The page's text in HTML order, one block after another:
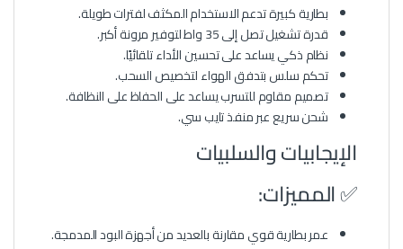
بطارية كبيرة تدعم الاستخدام المكثف لفترات طويلة.
قدرة تشغيل تصل إلى 35 واط لتوفير مرونة أكبر.
نظام ذكي يساعد على تحسين الأداء تلقائيًا.
تحكم سلس بتدفق الهواء لتخصيص السحب.
تصميم مقاوم للتسرب يساعد على الحفاظ على النظافة.
شحن سريع عبر منفذ تايب سي.
الإيجابيات والسلبيات
✅ المميزات:
عمر بطارية قوي مقارنة بالعديد من أجهزة البود المدمجة.